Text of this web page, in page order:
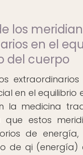
los
en el
del cuerpo
en el equilibrio
la medicina
que estos
de
de qi